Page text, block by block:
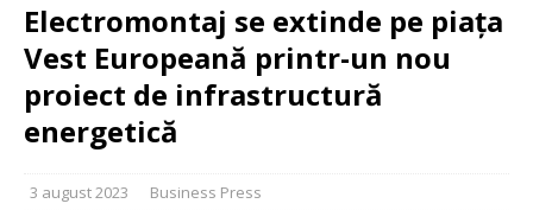
Electromontaj se extinde pe piața
Vest Europeană printr-un nou
proiect de infrastructură
energetică
3 august 2023 Business Press